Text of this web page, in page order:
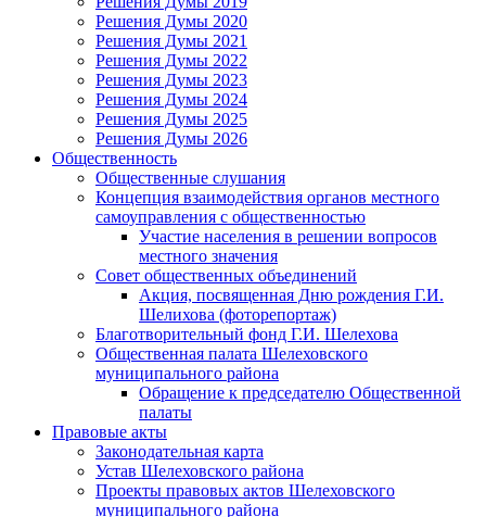
Решения Думы 2020
Решения Думы 2021
Решения Думы 2022
Решения Думы 2023
Решения Думы 2024
Решения Думы 2025
Решения Думы 2026
Общественность
Общественные слушания
Концепция взаимодействия органов местного
самоуправления с общественностью
Участие населения в решении вопросов
местного значения
Совет общественных объединений
Акция, посвященная Дню рождения Г.И.
Шелихова (фоторепортаж)
Благотворительный фонд Г.И. Шелехова
Общественная палата Шелеховского
муниципального района
Обращение к председателю Общественной
палаты
Правовые акты
Законодательная карта
Устав Шелеховского района
Проекты правовых актов Шелеховского
муниципального района